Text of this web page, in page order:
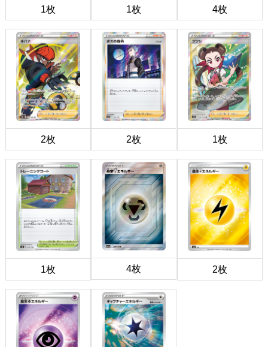
1枚 1枚 4枚
2枚 2枚 1枚
1枚 4枚 2枚